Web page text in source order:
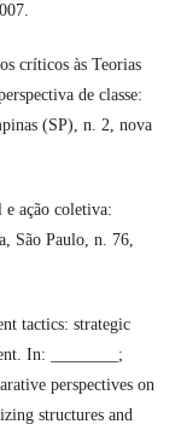
críticos às Teorias
de classe:
(SP), n. 2, nova
ação coletiva:
São Paulo, n. 76,
tactics: strategic
In: ________;
perspectives on
structures and